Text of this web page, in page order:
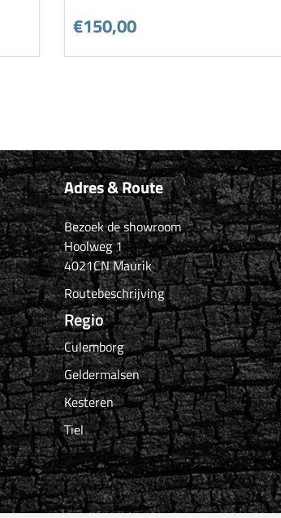
€150,00
Adres & Route
Bezoek de showroom
Hoolweg 1
4021CN Maurik
Routebeschrijving
Regio
Culemborg
Geldermalsen
Kesteren
Tiel